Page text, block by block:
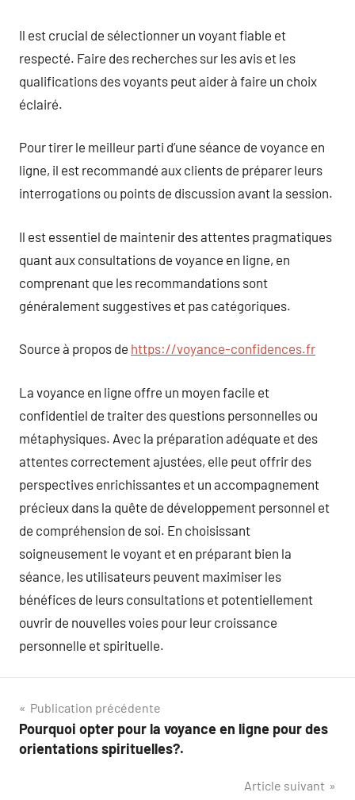
Il est crucial de sélectionner un voyant fiable et
respecté. Faire des recherches sur les avis et les
qualifications des voyants peut aider à faire un choix
éclairé.
Pour tirer le meilleur parti d’une séance de voyance en
ligne, il est recommandé aux clients de préparer leurs
interrogations ou points de discussion avant la session.
Il est essentiel de maintenir des attentes pragmatiques
quant aux consultations de voyance en ligne, en
comprenant que les recommandations sont
généralement suggestives et pas catégoriques.
Source à propos de https://voyance-confidences.fr
La voyance en ligne offre un moyen facile et
confidentiel de traiter des questions personnelles ou
métaphysiques. Avec la préparation adéquate et des
attentes correctement ajustées, elle peut offrir des
perspectives enrichissantes et un accompagnement
précieux dans la quête de développement personnel et
de compréhension de soi. En choisissant
soigneusement le voyant et en préparant bien la
séance, les utilisateurs peuvent maximiser les
bénéfices de leurs consultations et potentiellement
ouvrir de nouvelles voies pour leur croissance
personnelle et spirituelle.
Navigation
de
Publication précédente
Pourquoi opter pour la voyance en ligne pour des
orientations spirituelles?.
Article suivant